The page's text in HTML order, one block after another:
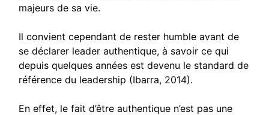
majeurs de sa vie.
Il convient cependant de rester humble avant de
se déclarer leader authentique, à savoir ce qui
depuis quelques années est devenu le standard de
référence du leadership (Ibarra, 2014).
En effet, le fait d’être authentique n’est pas une